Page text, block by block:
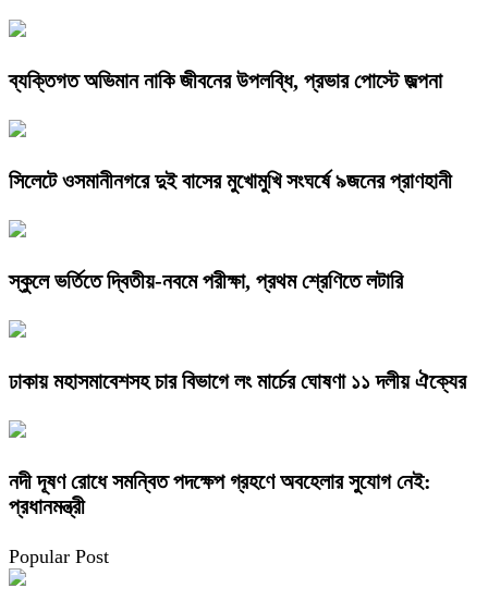
ব্যক্তিগত অভিমান নাকি জীবনের উপলব্ধি, প্রভার পোস্টে জল্পনা
সিলেটে ওসমানীনগরে দুই বাসের মুখোমুখি সংঘর্ষে ৯জনের প্রাণহানী
স্কুলে ভর্তিতে দ্বিতীয়-নবমে পরীক্ষা, প্রথম শ্রেণিতে লটারি
ঢাকায় মহাসমাবেশসহ চার বিভাগে লং মার্চের ঘোষণা ১১ দলীয় ঐক্যের
নদী দূষণ রোধে সমন্বিত পদক্ষেপ গ্রহণে অবহেলার সুযোগ নেই:
প্রধানমন্ত্রী
Popular Post